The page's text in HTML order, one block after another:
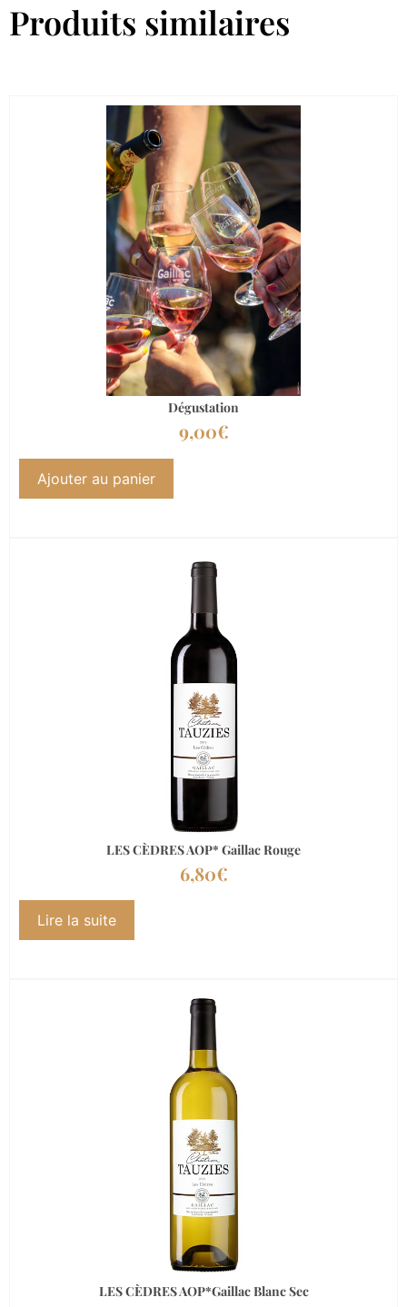
Produits similaires
Dégustation
9,00€
Ajouter au panier
LES CÈDRES AOP* Gaillac Rouge
6,80€
Lire la suite
LES CÈDRES AOP*Gaillac Blanc Sec